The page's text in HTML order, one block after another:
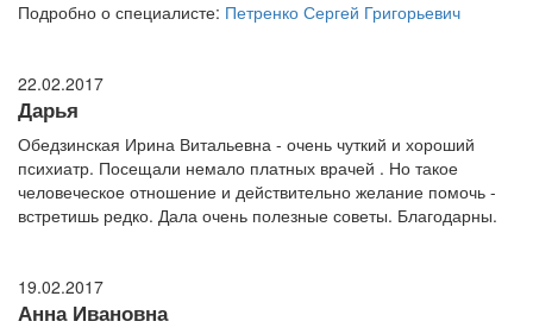
Подробно о специалисте: Петренко Сергей Григорьевич
22.02.2017
Дарья
Обедзинская Ирина Витальевна - очень чуткий и хороший
психиатр. Посещали немало платных врачей . Но такое
человеческое отношение и действительно желание помочь -
встретишь редко. Дала очень полезные советы. Благодарны.
19.02.2017
Анна Ивановна